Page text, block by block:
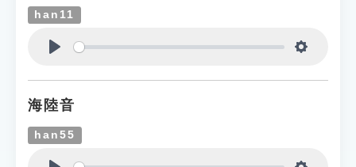
han11
海陸音
han55